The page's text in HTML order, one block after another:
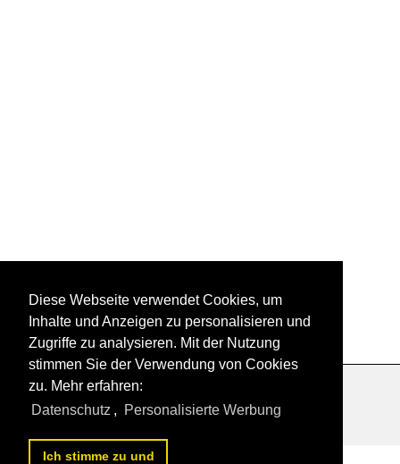
1 2 nächste Seite >>
Diese Webseite verwendet Cookies, um
Inhalte und Anzeigen zu personalisieren und
Zugriffe zu analysieren. Mit der Nutzung
stimmen Sie der Verwendung von Cookies
zu. Mehr erfahren:
Datenschutz , Personalisierte Werbung
Ich stimme zu und